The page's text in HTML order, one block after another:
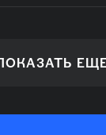
ПОКАЗАТЬ